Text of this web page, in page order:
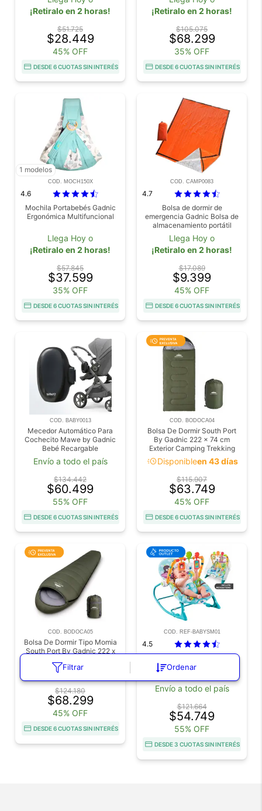
Filtrar Ordenar
¡Retiralo en 2 horas!
$51.725
$28.449
45% OFF
DESDE 6 CUOTAS SIN INTERÉS
¡Retiralo en 2 horas!
$105.075
$68.299
35% OFF
DESDE 6 CUOTAS SIN INTERÉS
1 modelos
COD. MOCH150X
4.6
Mochila Portabebés Gadnic
Ergonómica Multifuncional
Llega Hoy o
¡Retiralo en 2 horas!
$57.845
$37.599
35% OFF
DESDE 6 CUOTAS SIN INTERÉS
COD. CAMP0083
4.7
Bolsa de dormir de
emergencia Gadnic Bolsa de
almacenamiento portátil
Llega Hoy o
¡Retiralo en 2 horas!
$17.089
$9.399
45% OFF
DESDE 6 CUOTAS SIN INTERÉS
COD. BABY0013
Mecedor Automático Para
Cochecito Mawe by Gadnic
Bebé Recargable
Envío a todo el país
$134.442
$60.499
55% OFF
DESDE 6 CUOTAS SIN INTERÉS
COD. BODOCA04
Bolsa De Dormir South Port
By Gadnic 222 x 74 cm
Exterior Camping Trekking
acuteDisponibleen 43 días
$115.907
$63.749
45% OFF
DESDE 6 CUOTAS SIN INTERÉS
COD. BODOCA05
Bolsa De Dormir Tipo Momia
South Port By Gadnic 222 x
Trekking
Disponibleen 43 días
$124.180
$68.299
45% OFF
DESDE 6 CUOTAS SIN INTERÉS
COD. REF-BABYSM01
4.5
By Gadnic Vibración Música
Envío a todo el país
$121.664
$54.749
55% OFF
DESDE 3 CUOTAS SIN INTERÉS